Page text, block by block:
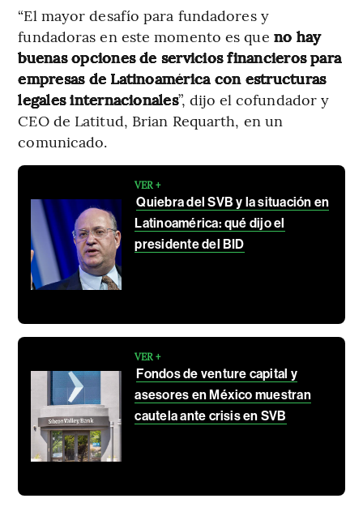
“El mayor desafío para fundadores y
fundadoras en este momento es que no hay
buenas opciones de servicios financieros para
empresas de Latinoamérica con estructuras
legales internacionales”, dijo el cofundador y
CEO de Latitud, Brian Requarth, en un
comunicado.
VER +
Quiebra del SVB y la situación en
Latinoamérica: qué dijo el
presidente del BID
VER +
Fondos de venture capital y
asesores en México muestran
cautela ante crisis en SVB